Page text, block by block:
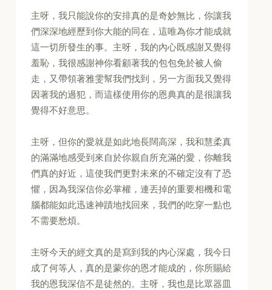
主呀，我只能說你的安排真的是奇妙無比，你讓我
們深深地經歷到你大能的同在，這唯為你才能成就
這一切所發生的事。主呀，我的內心既感謝又覺得
羞恥，我很感謝神你看顧著我的包包免於被人偷
走，又帶領著雅雯幫我們找到，另一方面我又覺得
因著我的過犯，而這樣使用你的恩典真的是很讓我
覺得不好意思。
主呀，但你的愛就是如此地長闊高深，我和慧柔真
的滿滿地感受到來自於你親自所充滿的愛，你離我
們真的好近，這使我們更對未來的不確定沒有了恐
懼，因為我深信你必掌權，連丟掉的重要相機和電
腦都能如此迅速神蹟地找回來，我們的吃穿一點也
不需要愁煩。
主呀今天的經文真的是寫到我的內心深處，我今日
成了何等人，真的是蒙你的恩才能成的，你所賜給
我的恩我深信不是徒然的。主呀，我也是比眾器皿